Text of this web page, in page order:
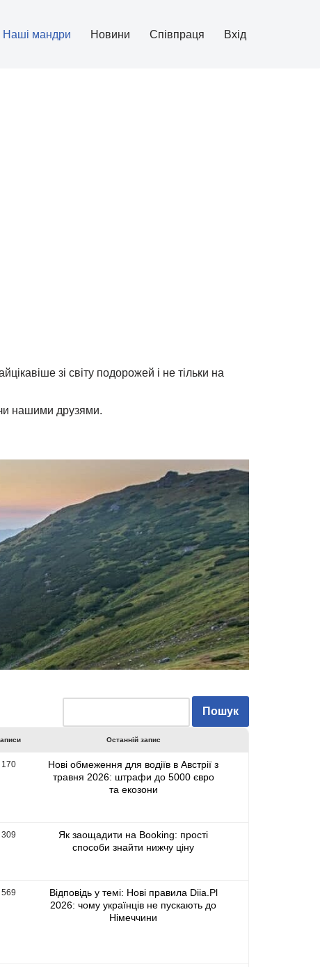
Наші мандри Новини Співпраця Вхід
зі світу подорожей і не тільки на
нашими друзями.
Останній запис
170
Нові обмеження для водіїв в Австрії з
травня 2026: штрафи до 5000 євро
та екозони
309
Як заощадити на Booking: прості
способи знайти нижчу ціну
569
Відповідь у темі: Нові правила Diia.Pl
2026: чому українців не пускають до
Німеччини